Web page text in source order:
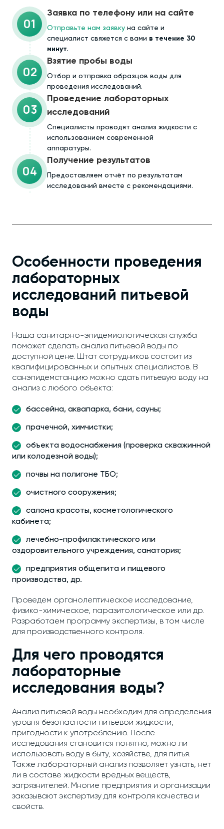
01
Заявка по телефону или на сайте
Отправьте нам заявку на сайте и
специалист свяжется с вами в течение 30
минут.
02
Взятие пробы воды
Отбор и отправка образцов воды для
проведения исследований.
03
Проведение лабораторных
исследований
Специалисты проводят анализ жидкости с
использованием современной
аппаратуры.
04
Получение результатов
Предоставляем отчёт по результатам
исследований вместе с рекомендациями.
Особенности проведения
лабораторных
исследований питьевой
воды
Наша санитарно-эпидемиологическая служба
поможет сделать анализ питьевой воды по
доступной цене. Штат сотрудников состоит из
квалифицированных и опытных специалистов. В
санэпидемстанцию можно сдать питьевую воду на
анализ с любого объекта:
бассейна, аквапарка, бани, сауны;
прачечной, химчистки;
объекта водоснабжения (проверка скважинной
или колодезной воды);
почвы на полигоне ТБО;
очистного сооружения;
салона красоты, косметологического
кабинета;
лечебно-профилактического или
оздоровительного учреждения, санатория;
предприятия общепита и пищевого
производства, др.
Проведем органолептическое исследование,
физико-химическое, паразитологическое или др.
Разработаем программу экспертизы, в том числе
для производственного контроля.
Для чего проводятся
лабораторные
исследования воды?
Анализ питьевой воды необходим для определения
уровня безопасности питьевой жидкости,
пригодности к употреблению. После
исследования становится понятно, можно ли
использовать воду в быту, хозяйстве, для питья.
Также лабораторный анализ позволяет узнать, нет
ли в составе жидкости вредных веществ,
загрязнителей. Многие предприятия и организации
заказывают экспертизу для контроля качества и
свойств.